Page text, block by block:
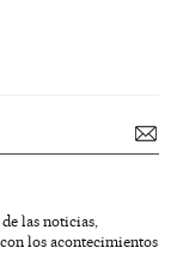
las noticias,
los acontecimientos